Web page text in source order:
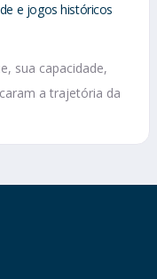
e jogos históricos
sua capacidade,
a trajetória da